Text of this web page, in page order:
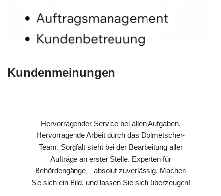
Kundenmeinungen
Hervorragender Service bei allen Aufgaben.
Hervorragende Arbeit durch das Dolmetscher-
Team. Sorgfalt steht bei der Bearbeitung aller
Aufträge an erster Stelle. Experten für
Behördengänge – absolut zuverlässig. Machen
Sie sich ein Bild, und lassen Sie sich überzeugen!